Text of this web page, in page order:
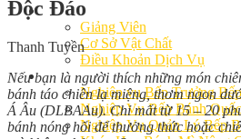
Giới Thiệu
Giảng Viên
Cơ Sở Vật Chất
Điều Khoản Dịch Vụ
Học Làm Bánh
Nghiệp vụ Bếp Trưởng
Nghiệp Vụ Bếp Bánh
Nghiệp Vụ Quản Lý Bếp
Độc Đáo
Thanh Tuyền
Nếu bạn là người thích những món
bánh táo chiên lạ miệng, thơm ngon
Á Âu (DLBAAu). Chỉ mất từ 15 – 20
bánh nóng hổi để thưởng thức hoặc